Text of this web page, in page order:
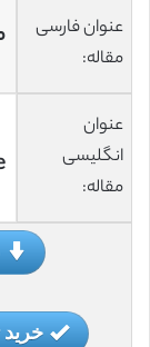
عنوان فارسی
مقاله:
عنوان
انگلیسی
مقاله: